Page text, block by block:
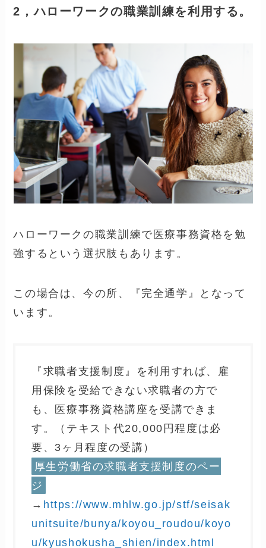
メリットは最小の金銭的負担で資格を目指せ
コツコツ自分のペースで勉強できるところ
が、独学のよいところです。
おすすめの独学テキスト本をご紹介！
あわせて読みたい
最新【医療事務】独学におす
すめのテキスト10選 診療報
ハローワークの職業訓練で医療事務資格を勉
強するという選択肢もあります。